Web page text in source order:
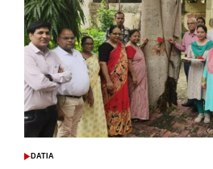
POSTED
DATIA